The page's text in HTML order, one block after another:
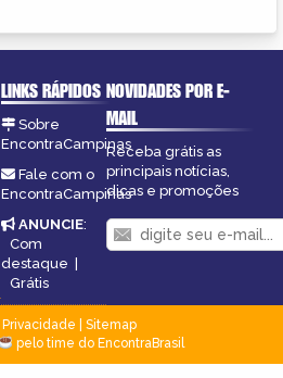
LINKS RÁPIDOS
Sobre
EncontraCampinas
Fale com o
EncontraCampinas
ANUNCIE:
Com
destaque |
Grátis
NOVIDADES POR E-
MAIL
Receba grátis as
principais notícias,
dicas e promoções
Privacidade
Sitemap
pelo time do EncontraBrasil